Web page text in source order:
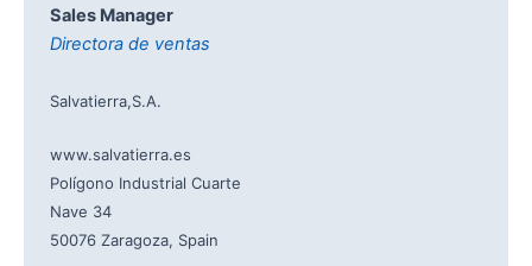
Sales Manager
Directora de ventas
Salvatierra,S.A.
www.salvatierra.es
Polígono Industrial Cuarte
Nave 34
50076 Zaragoza, Spain